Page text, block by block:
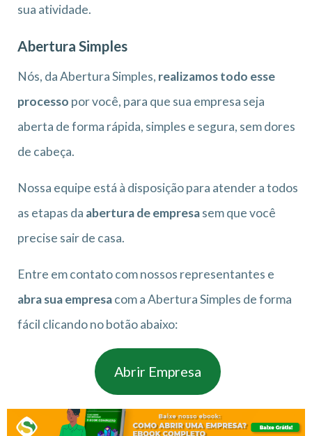
sua atividade.
Abertura Simples
Nós, da Abertura Simples, realizamos todo esse
processo por você, para que sua empresa seja
aberta de forma rápida, simples e segura, sem dores
de cabeça.
Nossa equipe está à disposição para atender a todos
as etapas da abertura de empresasem que você
precise sair de casa.
Entre em contato com nossos representantes e
abra sua empresacom a Abertura Simples de forma
fácil clicando no botão abaixo:
Abrir Empresa